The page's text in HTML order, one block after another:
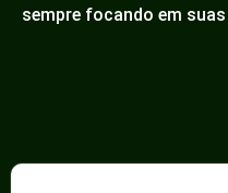
sempre focando em